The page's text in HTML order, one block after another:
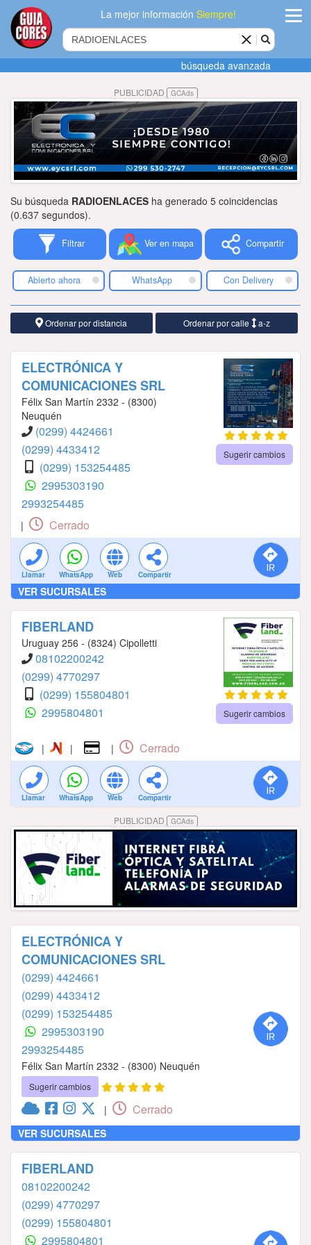
La mejor informaciónSiempre!
Agregar
empresa
Actualizar
datos
Publicidad
Tiendacores
Contactenos
búsqueda avanzada
PUBLICIDAD GCAds
Su búsqueda RADIOENLACES ha generado 5 coincidencias
(0.637 segundos).
Filtrar Ver en mapa Compartir
Abierto ahora WhatsApp Con Delivery
Ordenar por distancia Ordenar por calle a-z
ELECTRÓNICA Y
COMUNICACIONES SRL
Félix San Martín 2332 - (8300)
Neuquén
(0299) 4424661
(0299) 4433412
(0299) 153254485
2995303190
2993254485
Sugerir cambios
| Cerrado
Llamar WhatsApp Web Compartir
VER SUCURSALES
FIBERLAND
Uruguay 256 - (8324) Cipolletti
08102200242
(0299) 4770297
(0299) 155804801
2995804801
Sugerir cambios
| | | Cerrado
Llamar WhatsApp Web Compartir
PUBLICIDAD GCAds
ELECTRÓNICA Y
COMUNICACIONES SRL
(0299) 4424661
(0299) 4433412
(0299) 153254485
2995303190
2993254485
Félix San Martín 2332 - (8300) Neuquén
Sugerir cambios
| Cerrado
VER SUCURSALES
FIBERLAND
08102200242
(0299) 4770297
(0299) 155804801
2995804801